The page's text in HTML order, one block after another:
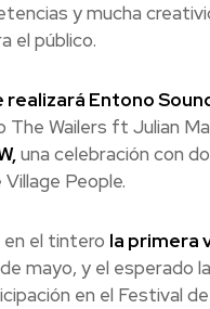
y mucha
el público.
realizará Entono
The Wailers ft Julian
una celebración con
People.
en el tintero la primera
de mayo, y el
en el Festival